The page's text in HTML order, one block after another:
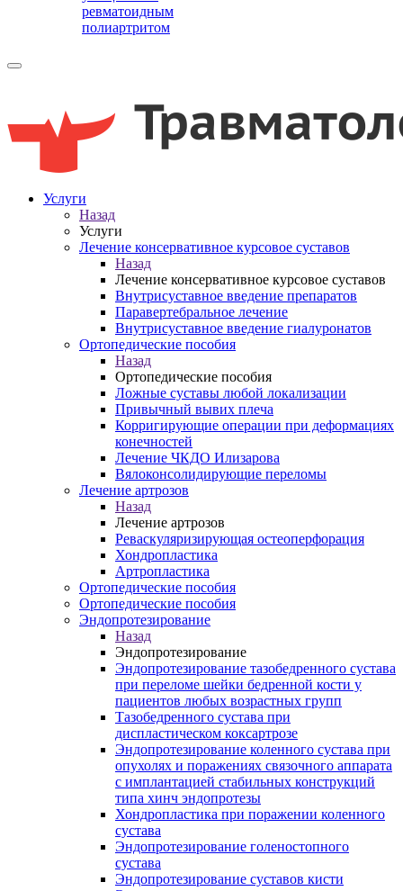
ревматоидным
полиартритом
Услуги
Назад
Услуги
Лечение консервативное курсовое суставов
Назад
Лечение консервативное курсовое суставов
Внутрисуставное введение препаратов
Паравертебральное лечение
Внутрисуставное введение гиалуронатов
Ортопедические пособия
Назад
Ортопедические пособия
Ложные суставы любой локализации
Привычный вывих плеча
Корригирующие операции при деформациях
конечностей
Лечение ЧКДО Илизарова
Вялоконсолидирующие переломы
Лечение артрозов
Назад
Лечение артрозов
Реваскуляризирующая остеоперфорация
Хондропластика
Артропластика
Ортопедические пособия
Ортопедические пособия
Эндопротезирование
Назад
Эндопротезирование
Эндопротезирование тазобедренного сустава
при переломе шейки бедренной кости у
пациентов любых возрастных групп
Тазобедренного сустава при
диспластическом коксартрозе
Эндопротезирование коленного сустава при
опухолях и поражениях связочного аппарата
с имплантацией стабильных конструкций
типа хинч эндопротезы
Хондропластика при поражении коленного
сустава
Эндопротезирование голеностопного
сустава
Эндопротезирование суставов кисти